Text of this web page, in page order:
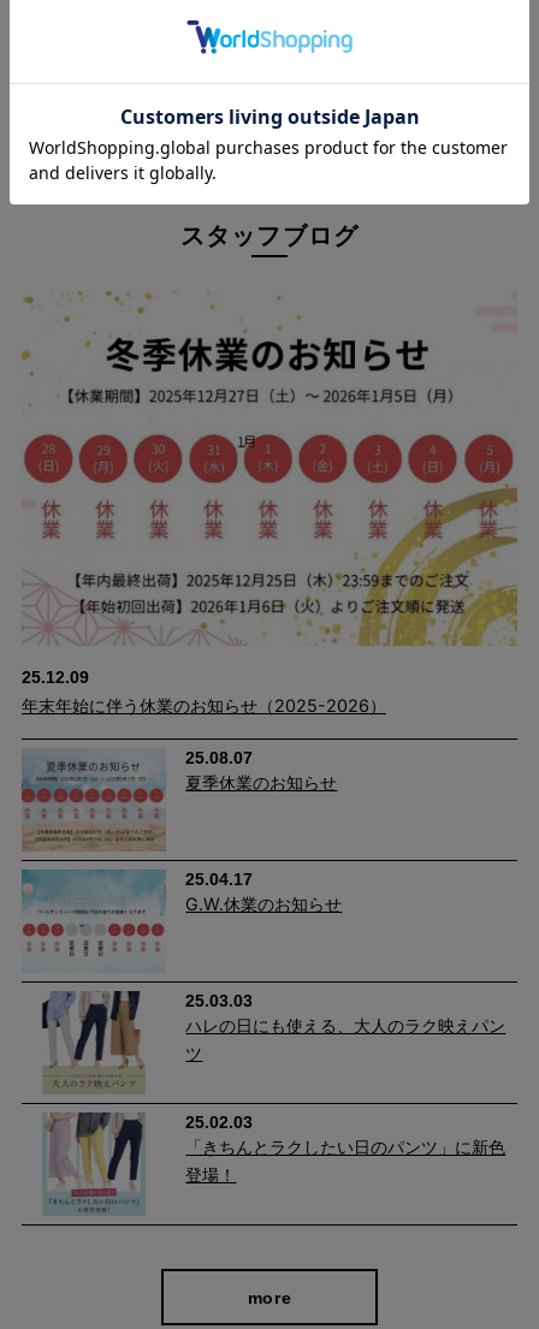
程よくゆとりのあるシルエットに、センタープレスを施したきち
んと感かつ脚がキレイに見えるデザインは、あらゆるトップスと
も相性抜群。
合わせるアイテム次第でカジュアルはもちろん、キレイめなスタ
イリングまでガラッと雰囲気が変わります。
快適な穿き心地をメイクするイージーウエスト仕様なので、デイ
リーユースにも。
毎日でも穿きたくなるオールマイティに活躍する一押しパンツで
す！
cafeからtabiまで、日常を上質に
アウトレット
more
スタッフブログ
25.12.09
年末年始に伴う休業のお知らせ（2025-2026）
25.08.07
夏季休業のお知らせ
25.04.17
G.W.休業のお知らせ
25.03.03
ハレの日にも使える、大人のラク映えパン
ツ
25.02.03
「きちんとラクしたい日のパンツ」に新色
登場！
more